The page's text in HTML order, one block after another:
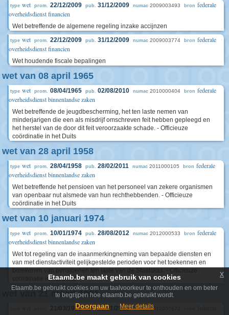
type wet prom. 22/12/2009 pub. 31/12/2009 numac 2009003493 bron federale
overheidsdienst financien
Wet betreffende de algemene regeling inzake accijnzen
type wet prom. 22/12/2009 pub. 31/12/2009 numac 2009003774 bron federale
overheidsdienst financien
Wet houdende fiscale bepalingen
wet van 08 april 1965
type wet prom. 08/04/1965 pub. 02/08/2010 numac 2010000404 bron federale
overheidsdienst binnenlandse zaken
Wet betreffende de jeugdbescherming, het ten laste nemen van
minderjarigen die een als misdrijf omschreven feit hebben gepleegd en
het herstel van de door dit feit veroorzaakte schade. - Officieuze
coördinatie in het Duits
wet van 28 april 1958
type wet prom. 28/04/1958 pub. 28/02/2011 numac 2011000105 bron federale
overheidsdienst binnenlandse zaken
Wet betreffende het pensioen van het personeel van zekere organismen
van openbaar nut alsmede van hun rechthebbenden. - Officieuze
coördinatie in het Duits
wet van 10 januari 1974
type wet prom. 10/01/1974 pub. 28/08/2012 numac 2012000533 bron federale
overheidsdienst binnenlandse zaken
Wet tot regeling van de inaanmerkingneming van bepaalde diensten en
van met dienstactiviteit gelijkgestelde perioden voor het toekennen en
coördinatie in het Duits
wet van 21 maart 1991
21/03/1991 pub.09/01/2013 numac2012000673
Etaamb.be maakt gebruik van cookies
Etaamb.be gebruikt cookies om uw taalvoorkeur te onthouden en om beter
te begrijpen hoe etaamb.be gebruikt wordt.
Doorgaan Meer details
x